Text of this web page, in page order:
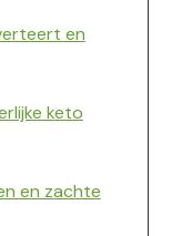
en
keto
en zachte